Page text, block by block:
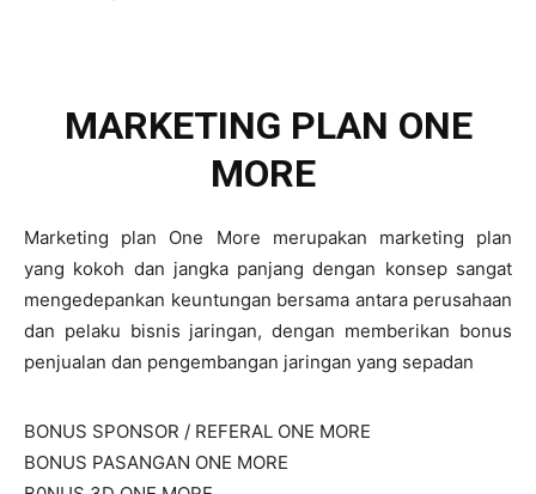
MARKETING PLAN ONE
MORE ​
Marketing plan One More merupakan marketing plan
yang kokoh dan jangka panjang dengan konsep sangat
mengedepankan keuntungan bersama antara perusahaan
dan pelaku bisnis jaringan, dengan memberikan bonus
penjualan dan pengembangan jaringan yang sepadan
BONUS SPONSOR / REFERAL ONE MORE
BONUS PASANGAN ONE MORE